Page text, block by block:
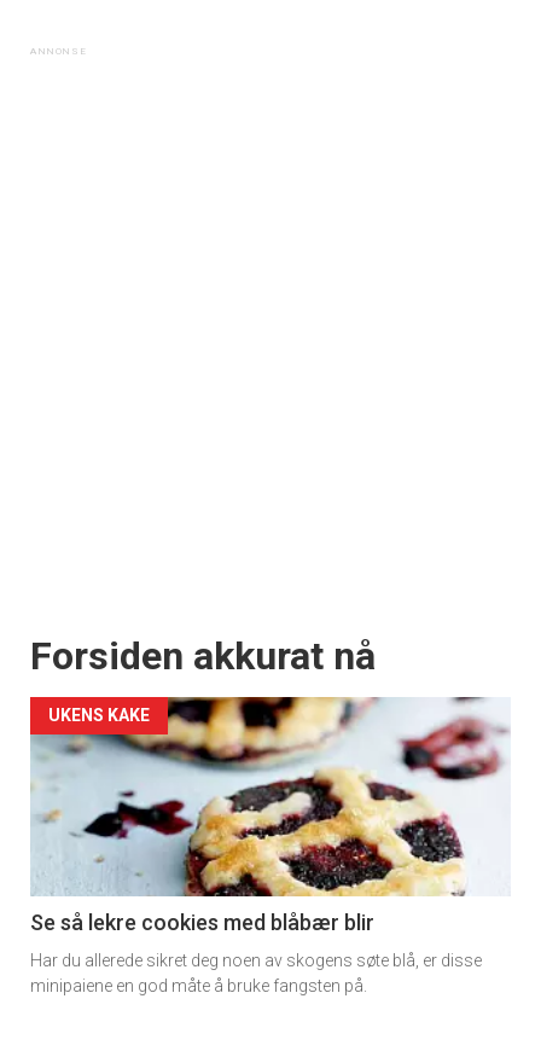
Forsiden akkurat nå
UKENS KAKE
Se så lekre cookies med blåbær blir
Har du allerede sikret deg noen av skogens søte blå, er disse
minipaiene en god måte å bruke fangsten på.